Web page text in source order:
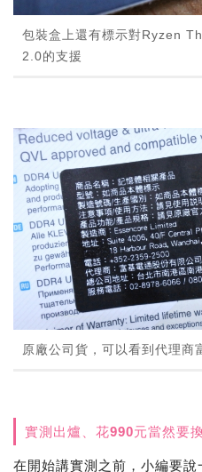
包裝盒上還有標示對Ryzen
2.0的支援
原廠公司貨，可以看到代理商
實測出爐、花990元當然要換
在開始講實測之前，小編要